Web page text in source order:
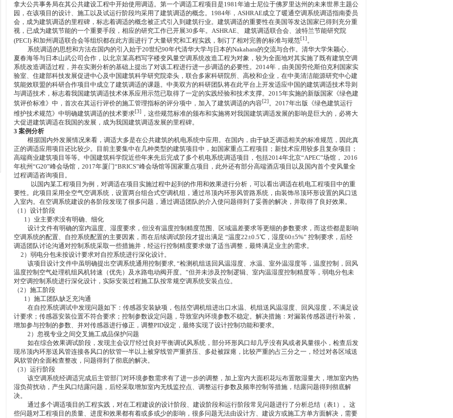
拿大公共事务局在其公共建设工程中开始使用调适。第一个调适工程项目是1981年迪士尼位于佛罗里达州的未来世界主题公
园，在该项目的设计、施工以及试运行阶段均采用了建筑调适的概念。1984年，ASHRAE成立了暖通空调系统调适指南委员
会，成为建筑调适的里程碑，标志着调适的概念被正式引入到建筑行业。建筑调适的重要性在美国等发达国家已得到充分重
视，已成为建筑节能的一个重要手段，相应的研究工作已开展30多年。ASHRAE、 建筑调适联合会、波特兰节能研究院
(PECI) 和加州调适联合会等组织都在此方面进行了大量研究和工程实践，制订了相对完善的标准与规范[1]。
系统调适的思想和方法在国内的引入始于20世纪90年代清华大学与日本的Nakahara的交流与合作。清华大学朱颖心、
夏春海等与日本山武公司合作，以北京某高档写字楼变风量空调系统改造工程为对象，较为全面地对其实施了既有建筑空调
系统改造调适过程，并在实测分析的基础上提出了对该工程进行进一步调适的必要性。2014年，由美国劳伦斯伯克利国家实
验室、住建部科技发展促进中心及中国建筑科学研究院牵头，联合多家科研院所、高校和企业，在中美清洁能源研究中心建
筑能效联盟的科研合作项目中成立了建筑调适的课题。中美双方的科研团队将在此平台上开发适应中国的建筑调适技术导则
与调适技术，标志着我国建筑调适技术体系应用示范已取得了一定的实践经验和技术支撑。2015年实施的新版国家《绿色建
筑评价标准》中，首次在其运行评价的施工管理指标的评分项中，加入了建筑调适的内容[2] 。2017年出版《绿色建筑运行
维护技术规范》中明确建筑调适的技术要求[3] ，这些规范标准的颁布和实施将对我国建筑调适发展的影响是巨大的，必将大
大促进建筑调适在我国的发展，成为我国建筑调适发展的里程碑。
3 案例分析
根据国内外发展情况来看，调适大多是在公共建筑的机电系统中应用。在国内，由于缺乏调适相关的标准规范，因此真
正的调适应用项目还比较少。目前主要集中在几种类型的建筑项目中，如国家重点工程项目；新技术应用较多且复杂项目；
高端商业建筑项目等等。中国建筑科学院近些年来先后完成了多个机电系统调适项目，包括2014年北京“APEC”场馆， 2016
年杭州“G20”峰会场馆，2017年厦门“BRICS”峰会场馆等国家重点项目，此外还有部分高端酒店项目以及国内首个变风量全
过程调适咨询项目。
以国内某工程项目为例，对调适在项目实施过程中起到的作用和效果进行分析，可以看出调适在机电工程项目中的重
要性。此项目采用全空气空调系统，设置两台组合式空调机组，通过吊顶内环形风管路系统，由装饰吊顶环形设置的风口送
入室内。在空调系统建设的各阶段发现了很多问题，通过调适团队的介入使问题得到了妥善的解决，并取得了良好效果。
（1）设计阶段
1）业主要求没有明确、细化
设计文件有明确的室内温度、湿度要求，但没有温度控制精度范围、区域温差要求等更细的参数要求，而这些都是影响
空调系统的配置、自控系统配置的主要因素，而在后续调试阶段才提出满足 “温度22±0.5℃，湿度60±5%” 控制要求，后经
调适团队讨论沟通对控制系统采取一些措施并，经运行控制精度要求做了适当调整，最终满足业主的需求。
2）弱电分包未按设计要求对自控系统进行深化设计。
该项目设计文件中虽明确提出空调系统通用控制要求, “检测机组送回风温湿度、水温、室外温湿度等，温度控制，回风
温度控制空气处理机组风机转速（优先）及水路电动阀开度。”但并未涉及控制逻辑、室内温湿度控制精度等，弱电分包未
对空调控制系统进行深化设计，实际安装过程施工队按常规空调系统安装点位。
（2）施工阶段
1）施工团队缺乏充沟通
在自控系统调试中发现问题如下：传感器安装缺项，包括空调机组进出口水温、机组送风温湿度、回风湿度，不满足设
计要求；传感器安装位置不符合要求；控制参数设定问题，导致室内环境参数不稳定。解决措施：对漏装传感器进行补装，
增加参与控制的参数、并对传感器进行修正，调整PID设定，最终实现了设计控制功能和要求。
2 ）忽视专业之间交叉施工成品保护问题
如在综合效果调试阶段，发现主会议厅经过良好平衡调试风系统，部分环形风口却几乎没有风或者风量很小，检查后发
现吊顶内环形送风管连接各风口的软管一半以上被穿线管严重挤压、多处被踩瘪，比较严重的占三分之一，经过对各区域送
风软管的全面检查整改，问题得到了彻底的解决。
（3）运行阶段
该空调系统经调适完成后主管部门对环境参数需求有了进一步的调整，加上室内大面积花坛布置散湿量大，增加室内热
湿负荷扰动，产生风口结露问题，后经采取增加室内无线监控点、调整运行参数及频率控制等措施，结露问题得到彻底解
决。
通过多个调适项目的工程实践，对在工程建设的设计阶段、建设阶段和运行阶段常见问题进行了分析总结（表1）。这
些问题对工程项目的质量、进度和效果都有着或多或少的影响，很多问题无法由设计方、建设方或施工方单方面解决，需要